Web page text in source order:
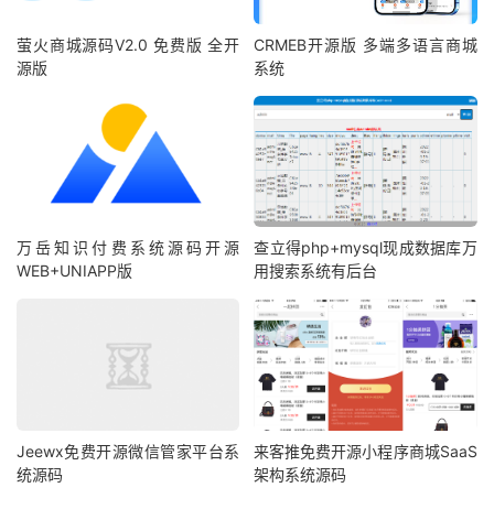
萤火商城源码V2.0 免费版 全开
源版
CRMEB开源版 多端多语言商城
系统
万岳知识付费系统源码开源
WEB+UNIAPP版
查立得php+mysql现成数据库万
用搜索系统有后台
Jeewx免费开源微信管家平台系
统源码
来客推免费开源小程序商城SaaS
架构系统源码